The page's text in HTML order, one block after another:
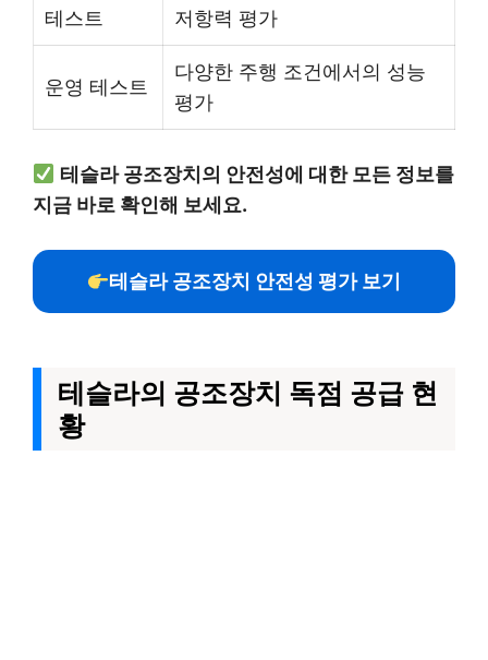
테스트
저항력 평가
운영 테스트
다양한 주행 조건에서의 성능
평가
테슬라 공조장치의 안전성에 대한 모든 정보를
지금 바로 확인해 보세요.
테슬라 공조장치 안전성 평가 보기
테슬라의 공조장치 독점 공급 현
황